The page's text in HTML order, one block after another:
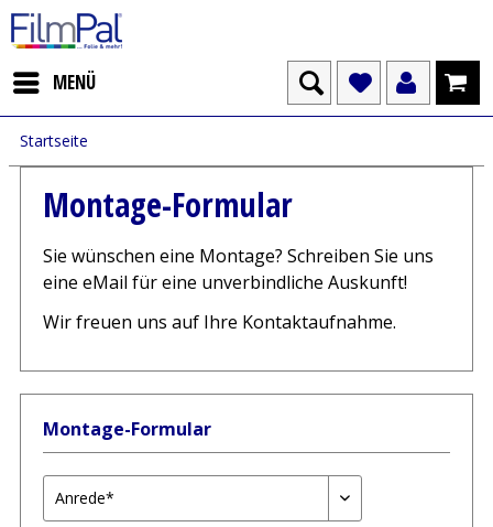
MENÜ
Startseite
Montage-Formular
Sie wünschen eine Montage? Schreiben Sie uns
eine eMail für eine unverbindliche Auskunft!
Wir freuen uns auf Ihre Kontaktaufnahme.
Montage-Formular
Anrede*